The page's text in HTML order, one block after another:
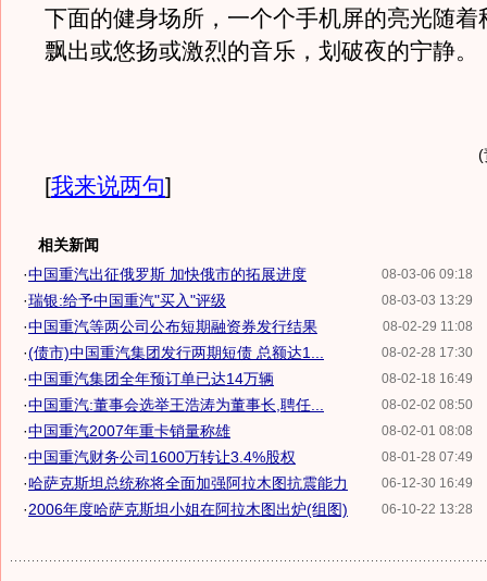
下面的健身场所，一个个手机屏的亮光随着
飘出或悠扬或激烈的音乐，划破夜的宁静。
(
[我来说两句]
相关新闻
08-03-06 09:18
·中国重汽出征俄罗斯 加快俄市的拓展进度
08-03-03 13:29
·瑞银:给予中国重汽"买入"评级
08-02-29 11:08
·中国重汽等两公司公布短期融资券发行结果
08-02-28 17:30
·(债市)中国重汽集团发行两期短债 总额达1...
08-02-18 16:49
·中国重汽集团全年预订单已达14万辆
08-02-02 08:50
·中国重汽:董事会选举王浩涛为董事长,聘任...
08-02-01 08:08
·中国重汽2007年重卡销量称雄
08-01-28 07:49
·中国重汽财务公司1600万转让3.4%股权
06-12-30 16:49
·哈萨克斯坦总统称将全面加强阿拉木图抗震能力
06-10-22 13:28
·2006年度哈萨克斯坦小姐在阿拉木图出炉(组图)